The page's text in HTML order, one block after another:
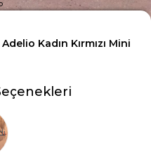
Kadın Kırmızı Mini